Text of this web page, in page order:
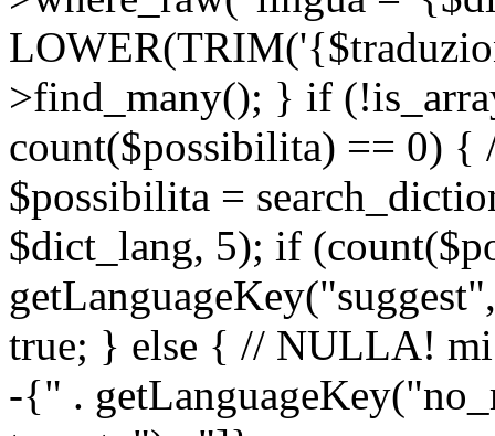
>find_many(); } if
count($possibilita) == 0) {
$possibilita =
$dict_lang, 5); if
true; } else { // NULLA! mi
-{" .